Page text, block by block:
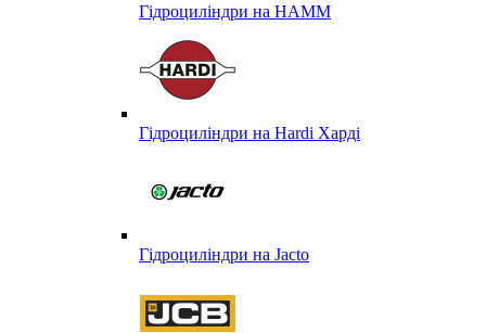
Гідроциліндри на HAMM
Гідроциліндри на Hardi Харді
Гідроциліндри на Jacto